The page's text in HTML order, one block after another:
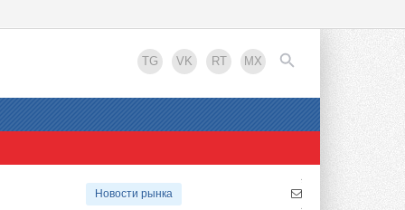
TG VK RT MX
EN
Новости рынка